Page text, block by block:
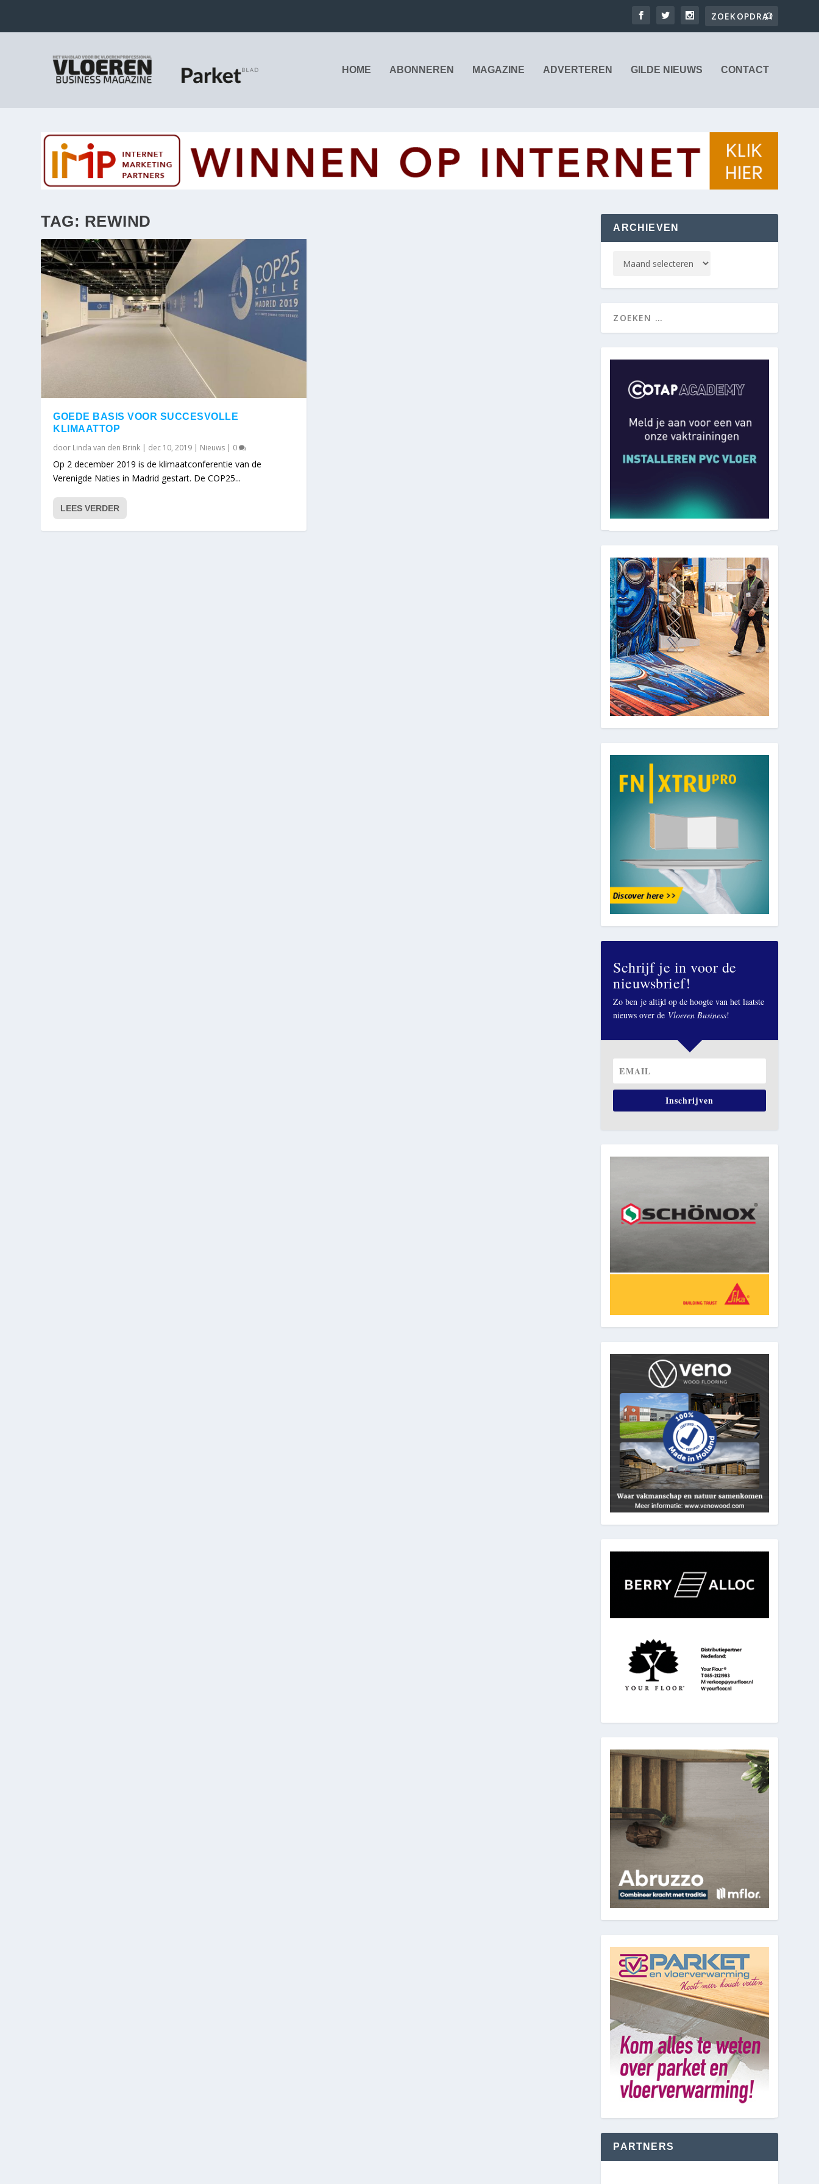
HOME ABONNEREN MAGAZINE ADVERTEREN GILDE NIEUWS CONTACT
TAG: REWIND
GOEDE BASIS VOOR SUCCESVOLLE
KLIMAATTOP
door Linda van den Brink | dec 10, 2019 | Nieuws | 0
Op 2 december 2019 is de klimaatconferentie van de
Verenigde Naties in Madrid gestart. De COP25...
LEES VERDER
ARCHIEVEN
Schrijf je in voor de
nieuwsbrief!
Zo ben je altijd op de hoogte van het laatste
nieuws over de Vloeren Business!
Inschrijven
PARTNERS